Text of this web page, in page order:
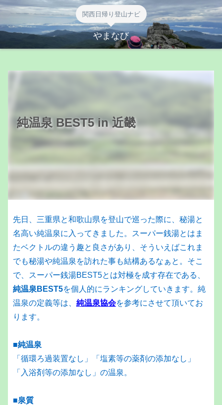
関西日帰り登山ナビ
やまなび
純温泉 BEST5 in 近畿
先日、三重県と和歌山県を登山で巡った際に、秘湯と
名高い純温泉に入ってきました。スーパー銭湯とはま
たベクトルの違う趣と良さがあり、そういえばこれま
でも秘湯や純温泉を訪れた事も結構あるなぁと。そこ
で、スーパー銭湯BEST5とは対極を成す存在である、
純温泉BEST5を個人的にランキングしていきます。純
温泉の定義等は、 純温泉協会を参考にさせて頂いてお
ります。
■純温泉
「循環ろ過装置なし」「塩素等の薬剤の添加なし」
「入浴剤等の添加なし」の温泉。
■泉質